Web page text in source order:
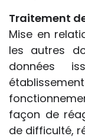
Traitement
Mise en
les autres
données
façon de
de difficulté,